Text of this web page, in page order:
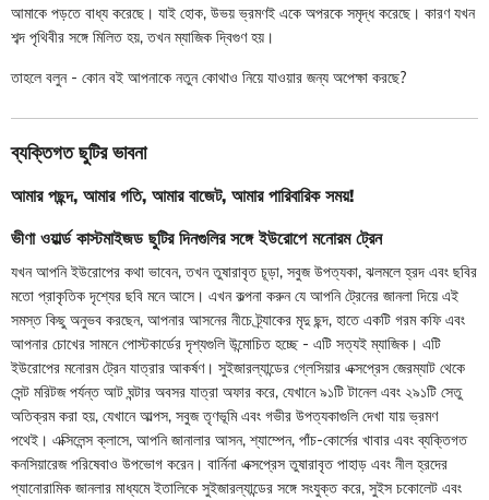
আমাকে পড়তে বাধ্য করেছে। যাই হোক, উভয় ভ্রমণই একে অপরকে সমৃদ্ধ করেছে। কারণ যখন
শব্দ পৃথিবীর সঙ্গে মিলিত হয়, তখন ম্যাজিক দ্বিগুণ হয়।
তাহলে বলুন - কোন বই আপনাকে নতুন কোথাও নিয়ে যাওয়ার জন্য অপেক্ষা করছে?
ব্যক্তিগত ছুটির ভাবনা
আমার পছন্দ, আমার গতি, আমার বাজেট, আমার পারিবারিক সময়!
ভীণা ওয়ার্ল্ড কাস্টমাইজড ছুটির দিনগুলির সঙ্গে ইউরোপে মনোরম ট্রেন
যখন আপনি ইউরোপের কথা ভাবেন, তখন তুষারাবৃত চূড়া, সবুজ উপত্যকা, ঝলমলে হ্রদ এবং ছবির
মতো প্রাকৃতিক দৃশ্যের ছবি মনে আসে। এখন কল্পনা করুন যে আপনি ট্রেনের জানলা দিয়ে এই
সমস্ত কিছু অনুভব করছেন, আপনার আসনের নীচে ট্র্যাকের মৃদু ছন্দ, হাতে একটি গরম কফি এবং
আপনার চোখের সামনে পোস্টকার্ডের দৃশ্যগুলি উন্মোচিত হচ্ছে - এটি সত্যই ম্যাজিক। এটি
ইউরোপের মনোরম ট্রেন যাত্রার আকর্ষণ। সুইজারল্যান্ডের গ্লেসিয়ার এক্সপ্রেস জেরম্যাট থেকে
সেন্ট মরিটজ পর্যন্ত আট ঘন্টার অবসর যাত্রা অফার করে, যেখানে ৯১টি টানেল এবং ২৯১টি সেতু
অতিক্রম করা হয়, যেখানে আল্পস, সবুজ তৃণভূমি এবং গভীর উপত্যকাগুলি দেখা যায় ভ্রমণ
পথেই। এক্সিলেন্স ক্লাসে, আপনি জানালার আসন, শ্যাম্পেন, পাঁচ-কোর্সের খাবার এবং ব্যক্তিগত
কনসিয়ারেজ পরিষেবাও উপভোগ করেন। বার্নিনা এক্সপ্রেস তুষারাবৃত পাহাড় এবং নীল হ্রদের
প্যানোরামিক জানলার মাধ্যমে ইতালিকে সুইজারল্যান্ডের সঙ্গে সংযুক্ত করে, সুইস চকোলেট এবং